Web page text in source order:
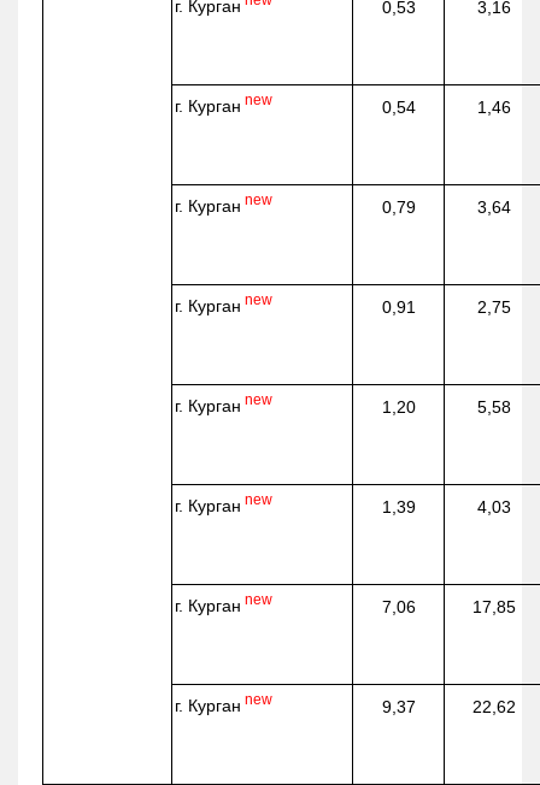
г. Курган 0,53 3,16
г. Курган new 0,54 1,46
г. Курган new 0,79 3,64
г. Курган new 0,91 2,75
г. Курган new 1,20 5,58
г. Курган new 1,39 4,03
г. Курган new 7,06 17,85
г. Курган new 9,37 22,62